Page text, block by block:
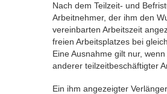
Nach dem Teilzeit- und
Arbeitnehmer, der ihm den
vereinbarten Arbeitszeit
freien Arbeitsplatzes bei
Eine Ausnahme gilt nur,
anderer teilzeitbeschäftigter
Ein ihm angezeigter